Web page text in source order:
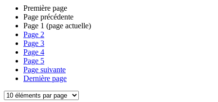
Première page
Page précédente
Page 1 (page actuelle)
Page 2
Page 3
Page 4
Page 5
Page suivante
Dernière page